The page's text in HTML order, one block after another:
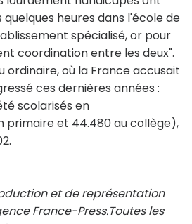
heures dans l'école de
spécialisé, or pour
coordination entre les deux".
ordinaire, où la France accusait
ces dernières années :
scolarisés en
primaire et 44.480 au collège),
et de représentation
France-Press.Toutes les